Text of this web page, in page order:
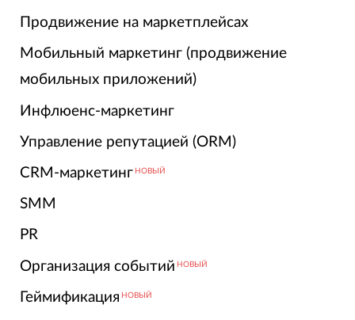
Продвижение на маркетплейсах
Мобильный маркетинг (продвижение
мобильных приложений)
Инфлюенс-маркетинг
Управление репутацией (ORM)
CRM-маркетинг НОВЫЙ
SMM
PR
Организация событий НОВЫЙ
Геймификация НОВЫЙ